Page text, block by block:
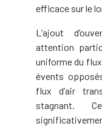
efficace sur le
L’ajout
attention
uniforme du flux
évents
flux d’air
stagnant.